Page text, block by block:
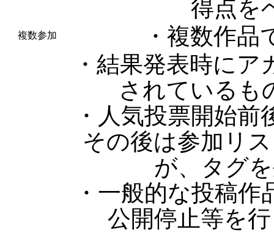
得点を
複数参加
・複数作
・結果発表時に
されているも
・人気投票開始
その後は参加リ
が、タグ
・一般的な投稿
公開停止等を